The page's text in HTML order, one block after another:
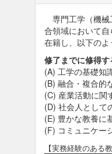
専門工学（機械
合領域において
在籍し、以下の
修了までに修得す
(A) 工学の基礎知
(B) 融合・複合的
(C) 産業活動に関
(D) 社会人として
(E) 豊かな教養に
(F) コミュニケー
【実務経験のある